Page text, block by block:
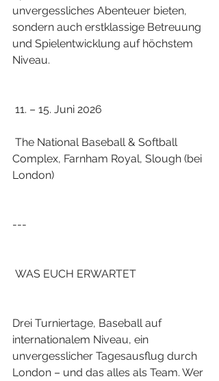
unvergessliches Abenteuer bieten,
sondern auch erstklassige Betreuung
und Spielentwicklung auf höchstem
Niveau.
11. – 15. Juni 2026
Complex, Farnham Royal, Slough (bei
London)
---
WAS EUCH ERWARTET
Drei Turniertage, Baseball auf
internationalem Niveau, ein
unvergesslicher Tagesausflug durch
London – und das alles als Team. Wer